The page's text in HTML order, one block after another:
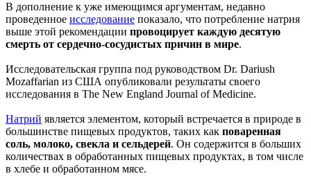
В дополнение к уже имеющимся аргументам, недавно
проведенное исследование показало, что потребление натрия
выше этой рекомендации провоцирует каждую десятую
смерть от сердечно-сосудистых причин в мире.
Исследовательская группа под руководством Dr. Dariush
Mozaffarian из США опубликовали результаты своего
исследования в The New England Journal of Medicine.
Натрий является элементом, который встречается в природе в
большинстве пищевых продуктов, таких как поваренная
соль, молоко, свекла и сельдерей. Он содержится в больших
количествах в обработанных пищевых продуктах, в том числе
в хлебе и обработанном мясе.